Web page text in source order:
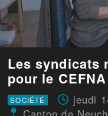
Les syndicats
pour le CEFNA
SOCIÉTÉ jeudi